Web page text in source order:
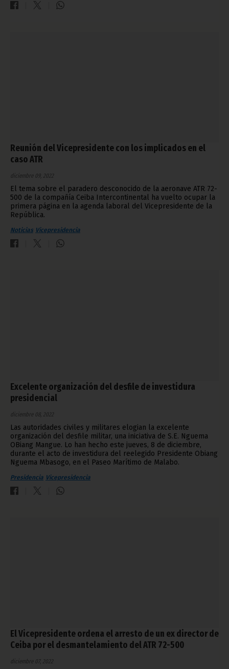
Reunión del Vicepresidente con los implicados en el
caso ATR
diciembre 09, 2022
El tema sobre el paradero desconocido de la aeronave ATR 72-
500 de la compañía Ceiba Intercontinental ha vuelto ocupar la
primera página en la agenda laboral del Vicepresidente de la
República.
Noticias Vicepresidencia
Excelente organización del desfile de investidura
presidencial
diciembre 08, 2022
Las autoridades civiles y militares elogian la excelente
organización del desfile militar, una iniciativa de S.E. Nguema
OBiang Mangue. Lo han hecho este jueves, 8 de diciembre,
durante el acto de investidura del reelegido Presidente Obiang
Nguema Mbasogo, en el Paseo Marítimo de Malabo.
Presidencia Vicepresidencia
El Vicepresidente ordena el arresto de un ex director de
Ceiba por el desmantelamiento del ATR 72-500
diciembre 07, 2022